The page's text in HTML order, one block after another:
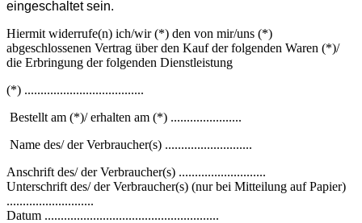
eingeschaltet sein.
Hiermit widerrufe(n) ich/wir (*) den von mir/uns (*)
abgeschlossenen Vertrag über den Kauf der folgenden Waren (*)/
die Erbringung der folgenden Dienstleistung
(*) .....................................
Bestellt am (*)/ erhalten am (*) ......................
Name des/ der Verbraucher(s) ...........................
Anschrift des/ der Verbraucher(s) ...........................
Unterschrift des/ der Verbraucher(s) (nur bei Mitteilung auf Papier)
...........................
Datum ......................................................